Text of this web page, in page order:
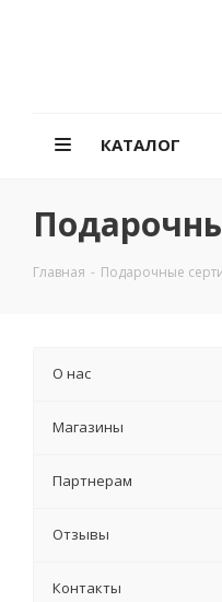
КАТАЛОГ
Главная - Подарочные
О нас
Магазины
Партнерам
Отзывы
Контакты